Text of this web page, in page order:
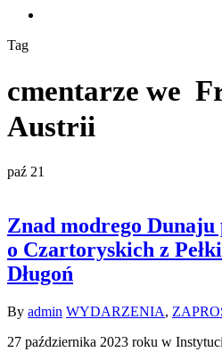
Tag
cmentarze we
Austrii
paź 21
Znad modrego Dunaju
o Czartoryskich z
Długoń
By admin WYDARZENIA,
27 października 2023 roku w